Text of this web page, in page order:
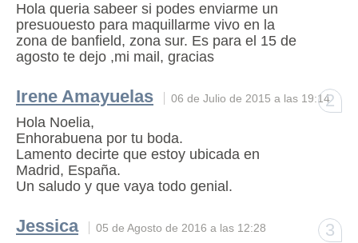
Hola queria sabeer si podes enviarme un
presuouesto para maquillarme vivo en la
zona de banfield, zona sur. Es para el 15 de
agosto te dejo ,mi mail, gracias
2
Irene Amayuelas 06 de Julio de 2015 a las 19:14
Hola Noelia,
Enhorabuena por tu boda.
Lamento decirte que estoy ubicada en
Madrid, España.
Un saludo y que vaya todo genial.
3
Jessica 05 de Agosto de 2016 a las 12:28